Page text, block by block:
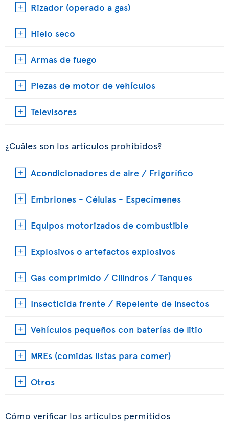
Rizador (operado a gas)
Hielo seco
Armas de fuego
Piezas de motor de vehículos
Televisores
¿Cuáles son los artículos prohibidos?
Acondicionadores de aire / Frigorífico
Embriones - Células - Especímenes
Equipos motorizados de combustible
Explosivos o artefactos explosivos
Gas comprimido / Cilindros / Tanques
Insecticida frente / Repelente de insectos
Vehículos pequeños con baterías de litio
MREs (comidas listas para comer)
Otros
Cómo verificar los artículos permitidos